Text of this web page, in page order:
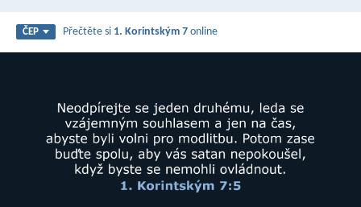
ČEP Přečtěte si 1. Korintským 7 online